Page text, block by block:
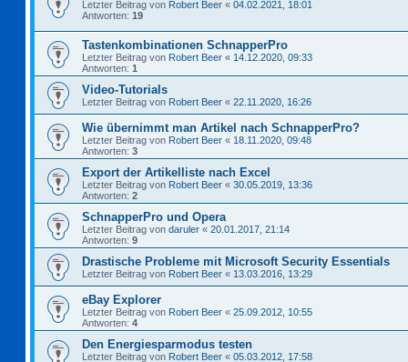
Letzter Beitrag von Robert Beer « 04.02.2021, 18:01
Antworten: 19
Tastenkombinationen SchnapperPro
Letzter Beitrag von Robert Beer « 14.12.2020, 09:33
Antworten: 1
Video-Tutorials
Letzter Beitrag von Robert Beer « 22.11.2020, 16:26
Wie übernimmt man Artikel nach SchnapperPro?
Letzter Beitrag von Robert Beer « 18.11.2020, 09:48
Antworten: 3
Export der Artikelliste nach Excel
Letzter Beitrag von Robert Beer « 30.05.2019, 13:36
Antworten: 2
SchnapperPro und Opera
Letzter Beitrag von daruler « 20.01.2017, 21:14
Antworten: 9
Drastische Probleme mit Microsoft Security Essentials
Letzter Beitrag von Robert Beer « 13.03.2016, 13:29
eBay Explorer
Letzter Beitrag von Robert Beer « 25.09.2012, 10:55
Antworten: 4
Den Energiesparmodus testen
Letzter Beitrag von Robert Beer « 05.03.2012, 17:58